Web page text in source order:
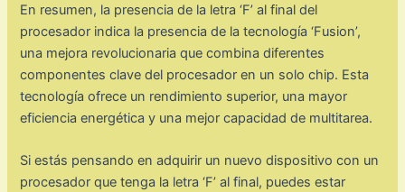
En resumen, la presencia de la letra ‘F’ al final del
procesador indica la presencia de la tecnología ‘Fusion’,
una mejora revolucionaria que combina diferentes
componentes clave del procesador en un solo chip. Esta
tecnología ofrece un rendimiento superior, una mayor
eficiencia energética y una mejor capacidad de multitarea.
Si estás pensando en adquirir un nuevo dispositivo con un
procesador que tenga la letra ‘F’ al final, puedes estar